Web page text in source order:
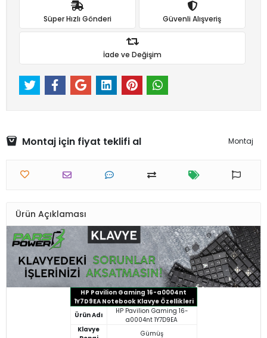
Süper Hızlı Gönderi Güvenli Alışveriş
İade ve Değişim
Montaj için fiyat teklifi al Montaj
Ürün Açıklaması
HP Pavilion Gaming 16-a0004nt
1Y7D9EA Notebook Klavye Özellikleri
Ürün Adı
HP Pavilion Gaming 16-
a0004nt 1Y7D9EA
Klavye
Gümüş